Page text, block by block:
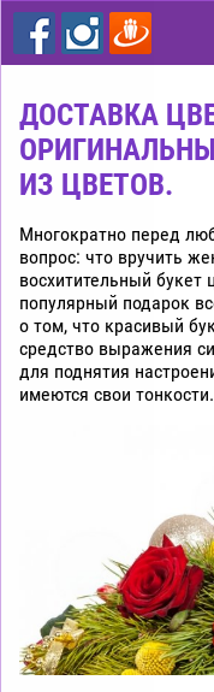
цветы
дешево
Рига
ДОСТАВКА
ИЗ ЦВЕТОВ.
Многократно перед
вопрос: что вручить
восхитительный букет
популярный подарок
о том, что красивый
средство выражения
для поднятия
имеются свои тонкости.